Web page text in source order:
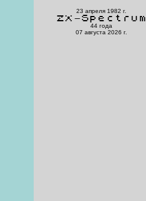
23 апреля 1982 г.
ZX-Spectrum
44 года
07 августа 2026 г.